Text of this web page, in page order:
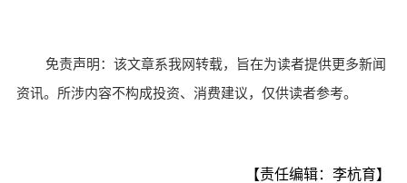
免责声明：该文章系我网转载，旨在为读者提供更多新闻
资讯。所涉内容不构成投资、消费建议，仅供读者参考。
【责任编辑：李杭育】